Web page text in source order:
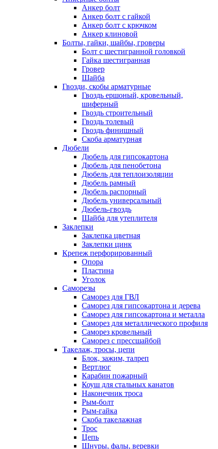
Анкер болт
Анкер болт с гайкой
Анкер болт с крючком
Анкер клиновой
Болты, гайки, шайбы, гроверы
Болт c шестигранной головкой
Гайка шестигранная
Гровер
Шайба
Гвозди, скобы арматурные
Гвоздь ершоный, кровельный,
шиферный
Гвоздь строительный
Гвоздь толевый
Гвоздь финишный
Скоба арматурная
Дюбели
Дюбель для гипсокартона
Дюбель для пенобетона
Дюбель для теплоизоляции
Дюбель рамный
Дюбель распорный
Дюбель универсальный
Дюбель-гвоздь
Шайба для утеплителя
Заклепки
Заклепка цветная
Заклепки цинк
Крепеж перфорированный
Опора
Пластина
Уголок
Саморезы
Саморез для ГВЛ
Саморез для гипсокартона и дерева
Саморез для гипсокартона и металла
Саморез для металлического профиля
Саморез кровельный
Саморез с прессшайбой
Такелаж, тросы, цепи
Блок, зажим, талреп
Вертлюг
Карабин пожарный
Коуш для стальных канатов
Наконечник троса
Рым-болт
Рым-гайка
Скоба такелажная
Трос
Цепь
Шнуры, фалы, веревки